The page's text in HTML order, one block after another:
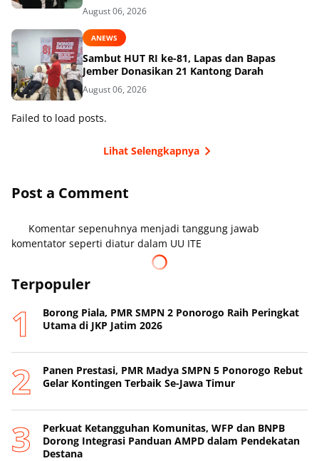
August 06, 2026
ANEWS
Sambut HUT RI ke-81, Lapas dan Bapas
Jember Donasikan 21 Kantong Darah
August 06, 2026
Failed to load posts.
Lihat Selengkapnya
Post a Comment
Komentar sepenuhnya menjadi tanggung jawab
komentator seperti diatur dalam UU ITE
Terpopuler
Borong Piala, PMR SMPN 2 Ponorogo Raih Peringkat
Utama di JKP Jatim 2026
Panen Prestasi, PMR Madya SMPN 5 Ponorogo Rebut
Gelar Kontingen Terbaik Se-Jawa Timur
Perkuat Ketangguhan Komunitas, WFP dan BNPB
Dorong Integrasi Panduan AMPD dalam Pendekatan
Destana